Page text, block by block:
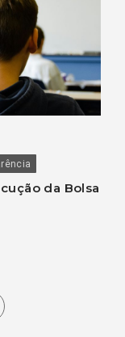
da Bolsa